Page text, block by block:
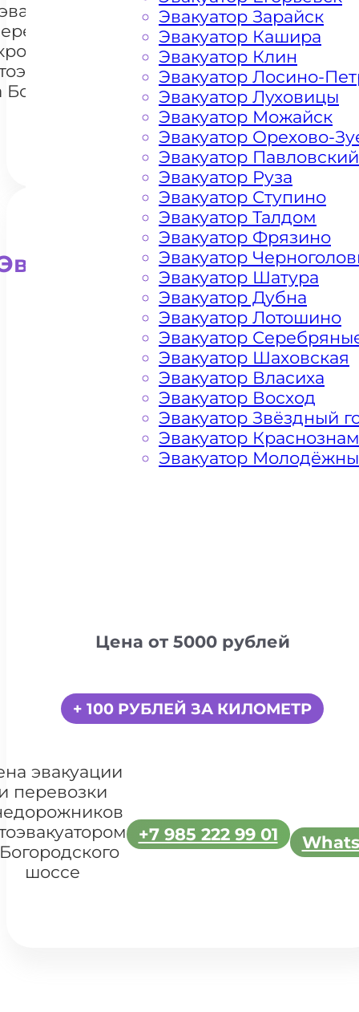
и
Богородском
+7 985 222 99 01
для
Цена от 5000 рублей
+ 100 РУБЛЕЙ ЗА КИЛОМЕТР
эвакуации
перевозки
шоссе
+7 985 222 99 01
Эвакуатор Зарайск
Эвакуатор Кашира
Эвакуатор Клин
Эвакуатор Лосино-
Эвакуатор Луховицы
Эвакуатор Можайск
Эвакуатор Орехово-
Эвакуатор
Эвакуатор Руза
Эвакуатор Ступино
Эвакуатор Талдом
Эвакуатор Фрязино
Эвакуатор
Эвакуатор Шатура
Эвакуатор Дубна
Эвакуатор Лотошино
Эвакуатор
Эвакуатор Шаховская
Эвакуатор Власиха
Эвакуатор Восход
Эвакуатор Звёздный
Эвакуатор
Эвакуатор